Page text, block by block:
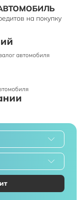
на покупку
автомобиля